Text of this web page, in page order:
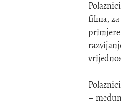
filma,
–